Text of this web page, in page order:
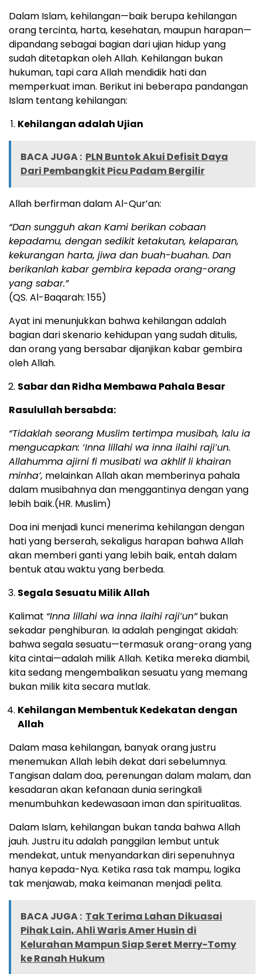
Dalam Islam, kehilangan—baik berupa kehilangan
orang tercinta, harta, kesehatan, maupun harapan—
dipandang sebagai bagian dari ujian hidup yang
sudah ditetapkan oleh Allah. Kehilangan bukan
hukuman, tapi cara Allah mendidik hati dan
memperkuat iman. Berikut ini beberapa pandangan
Islam tentang kehilangan:
Kehilangan adalah Ujian
BACA JUGA : PLN Buntok Akui Defisit Daya
Dari Pembangkit Picu Padam Bergilir
Allah berfirman dalam Al-Qur’an:
“Dan sungguh akan Kami berikan cobaan
kepadamu, dengan sedikit ketakutan, kelaparan,
kekurangan harta, jiwa dan buah-buahan. Dan
berikanlah kabar gembira kepada orang-orang
yang sabar.”
(QS. Al-Baqarah: 155)
Ayat ini menunjukkan bahwa kehilangan adalah
bagian dari skenario kehidupan yang sudah ditulis,
dan orang yang bersabar dijanjikan kabar gembira
oleh Allah.
Sabar dan Ridha Membawa Pahala Besar
Rasulullah bersabda:
“Tidaklah seorang Muslim tertimpa musibah, lalu ia
mengucapkan: ‘Inna lillahi wa inna ilaihi raji’un.
Allahumma ajirni fi musibati wa akhlif li khairan
minha’, melainkan Allah akan memberinya pahala
dalam musibahnya dan menggantinya dengan yang
lebih baik.(HR. Muslim)
Doa ini menjadi kunci menerima kehilangan dengan
hati yang berserah, sekaligus harapan bahwa Allah
akan memberi ganti yang lebih baik, entah dalam
bentuk atau waktu yang berbeda.
Segala Sesuatu Milik Allah
Kalimat “Inna lillahi wa inna ilaihi raji’un”bukan
sekadar penghiburan. Ia adalah pengingat akidah:
bahwa segala sesuatu—termasuk orang-orang yang
kita cintai—adalah milik Allah. Ketika mereka diambil,
kita sedang mengembalikan sesuatu yang memang
bukan milik kita secara mutlak.
Kehilangan Membentuk Kedekatan dengan
Allah
Dalam masa kehilangan, banyak orang justru
menemukan Allah lebih dekat dari sebelumnya.
Tangisan dalam doa, perenungan dalam malam, dan
kesadaran akan kefanaan dunia seringkali
menumbuhkan kedewasaan iman dan spiritualitas.
Dalam Islam, kehilangan bukan tanda bahwa Allah
jauh. Justru itu adalah panggilan lembut untuk
mendekat, untuk menyandarkan diri sepenuhnya
hanya kepada-Nya. Ketika rasa tak mampu, logika
tak menjawab, maka keimanan menjadi pelita.
BACA JUGA : Tak Terima Lahan Dikuasai
Pihak Lain, Ahli Waris Amer Husin di
Kelurahan Mampun Siap Seret Merry-Tomy
ke Ranah Hukum